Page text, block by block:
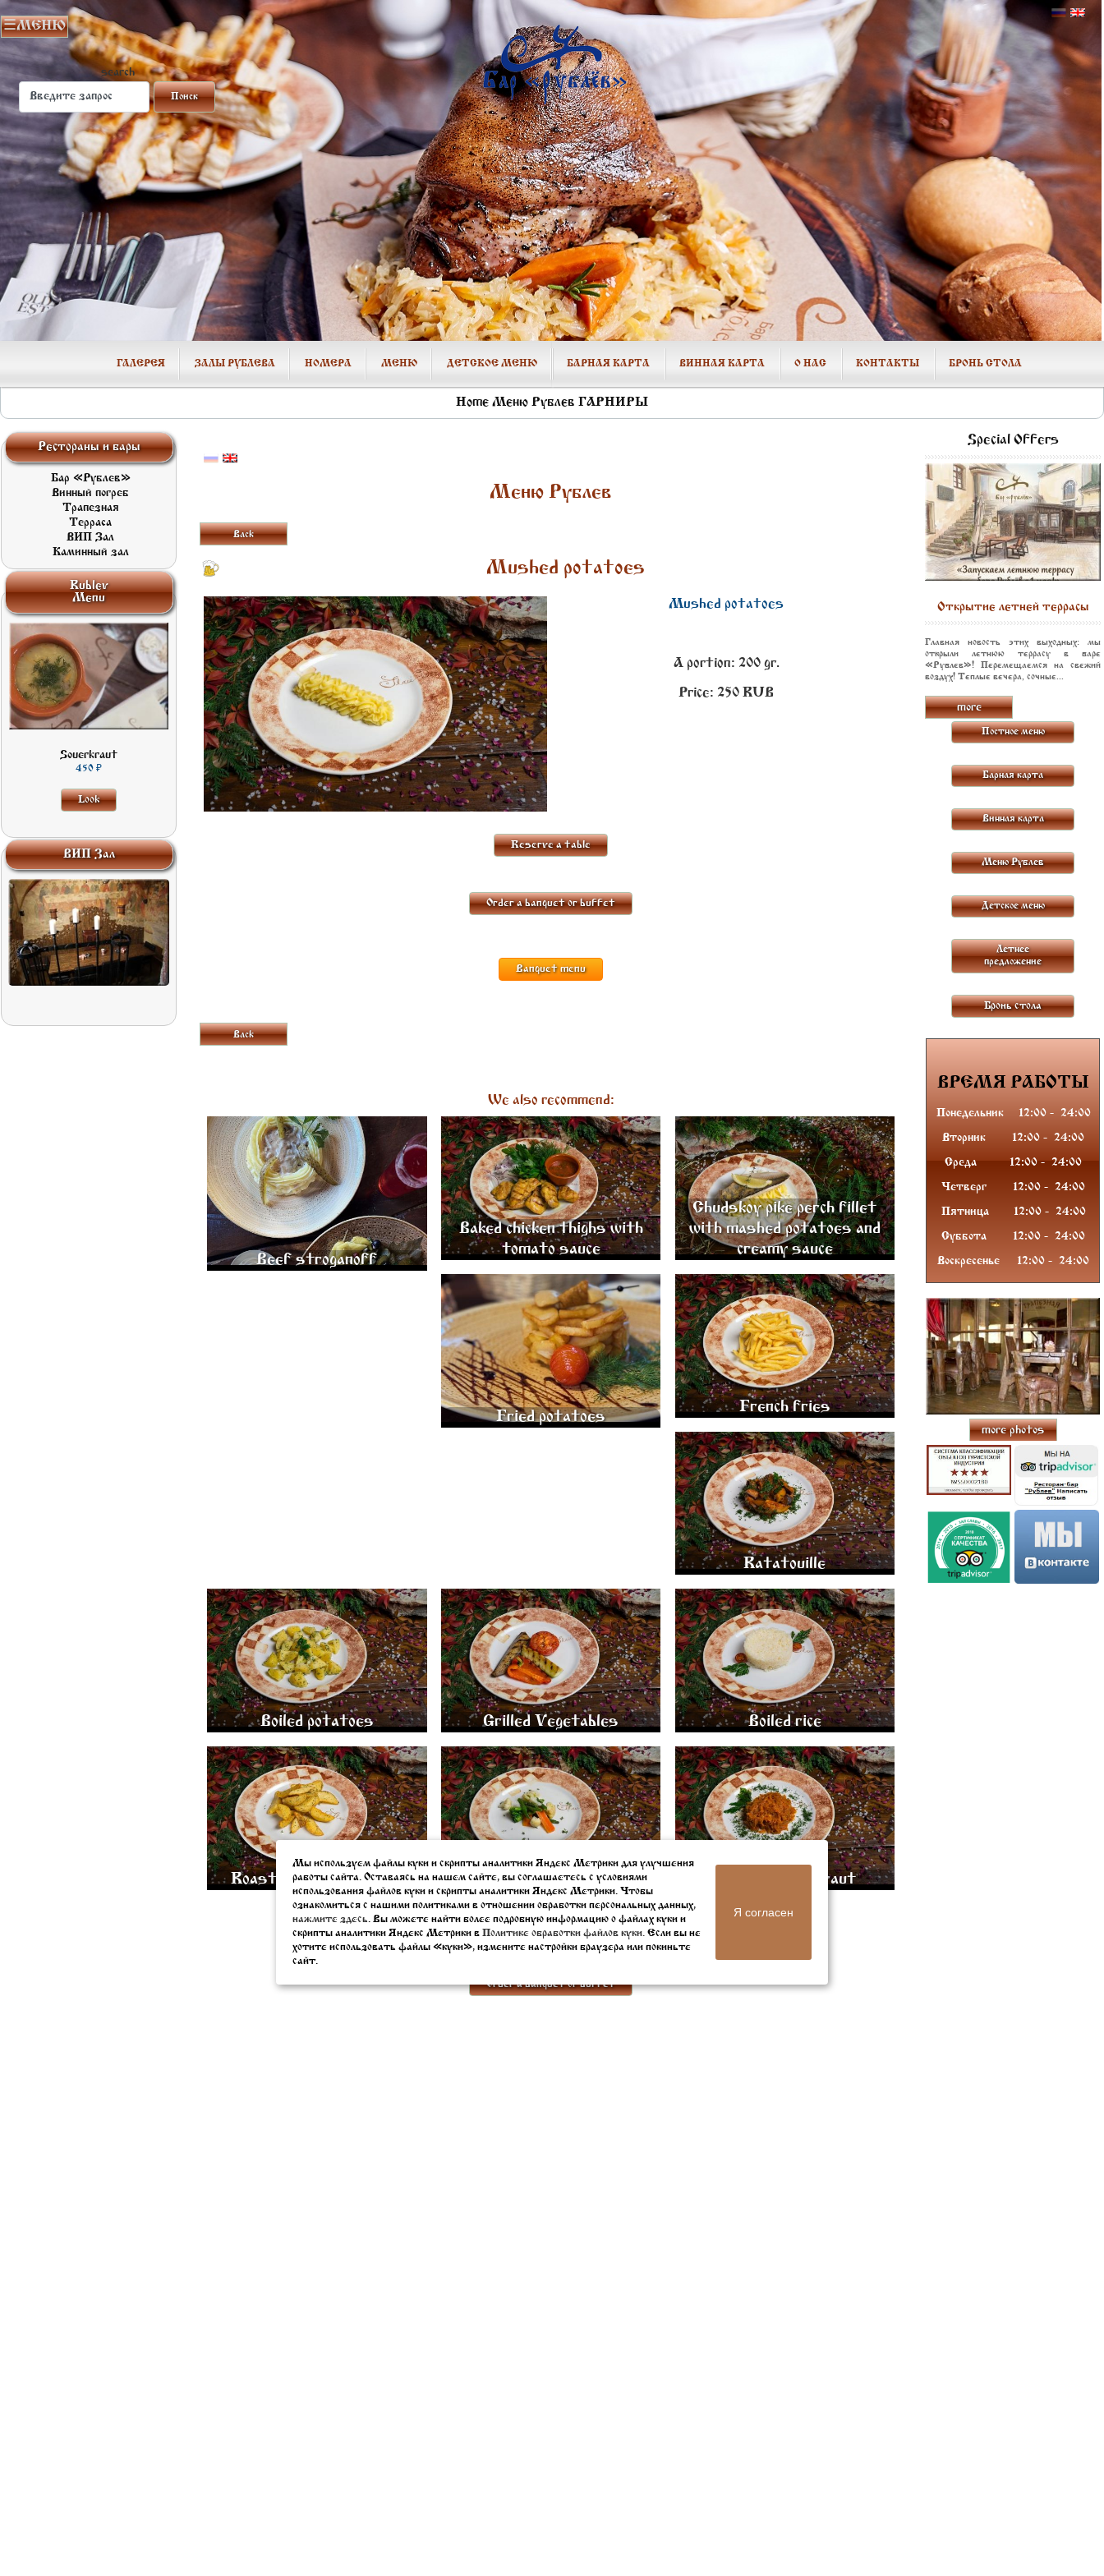
search
ДЕТСКОЕ МЕНЮ
МЕНЮ
НОМЕРА
ЗАЛЫ РУБЛЕВА
ГАЛЕРЕЯ БАРНАЯ КАРТА ВИННАЯ КАРТА О НАС КОНТАКТЫ БРОНЬ СТОЛА
Home Меню Рублев ГАРНИРЫ
Рестораны и бары
Бар «Рублев»
Винный погреб
Трапезная
Терраса
ВИП Зал
Каминный зал
Rublev
Menu
Souerkraut
450
Look
Souerkraut soup with
beef
450
LOOK
ВИП Зал
Меню Рублев
Back
Mushed potatoes
Mushed potatoes
A portion: 200 gr.
Price: 250 RUB
Reserve a table
Order a banquet or buffet
Banquet menu
Back
We also recommend:
Beef stroganoff
BEEF STROGANOFF WITH MASHED
POTATOES 350 GR.
1200
Baked chicken thighs with
tomato sauce
BAKED CHICKEN THIGHS WITH TOMATO
SAUCE 150/50/30 GR.
690
Chudskoy pike perch fillet
with mashed potatoes and
creamy sauce
CHUDSKOY PIKE PERCH FILLET WITH
MASHED POTATOES AND CREAMY SAUCE
350 GR.
950
Fried potatoes
FRIED POTATOES WITH ONIONS 200 GR.
400
French fries
FRENCH FRIES 200 GR.
300
Ratatouille
RATATOUILLE (EGGPLANT, BUSH-PUMPKIN,
FIELD MUSHROOMS, ONION, LEEK, GARLIC)
200 GR.
245
Boiled potatoes
BOILED POTATOES WITH BUTTER AND
GREENS 200 GR.
150
Grilled Vegetables
GRILLED VEGETABLES (EGGPLANT,
TOMATOES, PAPRIKA, BUSH-PUMPKIN) 175
GR.
450
Boiled rice
BOILED RICE 200 GR.
150
Roasted potato wedges
ROASTED POTATO WEDGES WITH GARLIC
AND GREENS 200 GR.
300
Steamed vegetables
STEAMED VEGETABLES (BROCCOLI,
CAULIFLOWER, GREEN BEANS) 100 GR.
300
Stewed sauerkraut
STEWED SAUERKRAUT 200 GR.
220
Reserve a table
Order a banquet or buffet
Special Offers
Открытие летней террасы
Главная новость этих выходных: мы
открыли летнюю террасу в баре
«Рублев»! Перемещаемся на свежий
воздух! Теплые вечера, сочные...
more
Постное меню
Барная карта
Винная карта
Меню Рублев
Детское меню
Летнее
предложение
Бронь стола
ВРЕМЯ РАБОТЫ
Понедельник 12:00 -24:00
Вторник 12:00 - 24:00
Среда 12:00 -24:00
Четверг 12:00 -24:00
Пятница 12:00 -24:00
Суббота 12:00 -24:00
Воскресенье 12:00 - 24:00
more photos
Мы используем файлы куки и скрипты аналитики Яндекс Метрики для улучшения
работы сайта. Оставаясь на нашем сайте, вы соглашаетесь с условиями
использования файлов куки и скрипты аналитики Яндекс Метрики. Чтобы
ознакомиться с нашими политиками в отношении обработки персональных данных,
нажмите здесь. Вы можете найти более подробную информацию о файлах куки и
скрипты аналитики Яндекс Метрики в Политике обработки файлов куки. Если вы не
хотите использовать файлы «куки», измените настройки браузера или покиньте
сайт.
Я согласен